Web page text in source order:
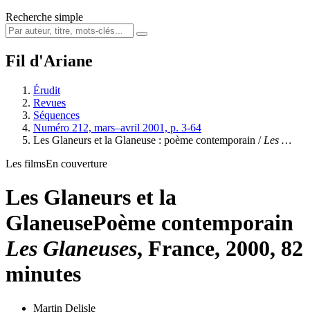
Recherche simple
Fil d'Ariane
Érudit
Revues
Séquences
Numéro 212, mars–avril 2001, p. 3-64
Les Glaneurs et la Glaneuse : poème contemporain / Les …
Les filmsEn couverture
Les Glaneurs et la
GlaneusePoème contemporain
Les Glaneuses, France, 2000, 82
minutes
Martin Delisle